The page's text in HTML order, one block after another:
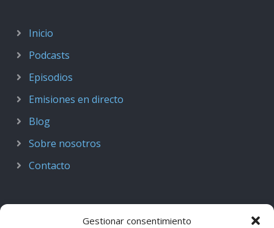
Gestionar consentimiento
Inicio
Podcasts
Episodios
Emisiones en directo
Blog
Sobre nosotros
Contacto